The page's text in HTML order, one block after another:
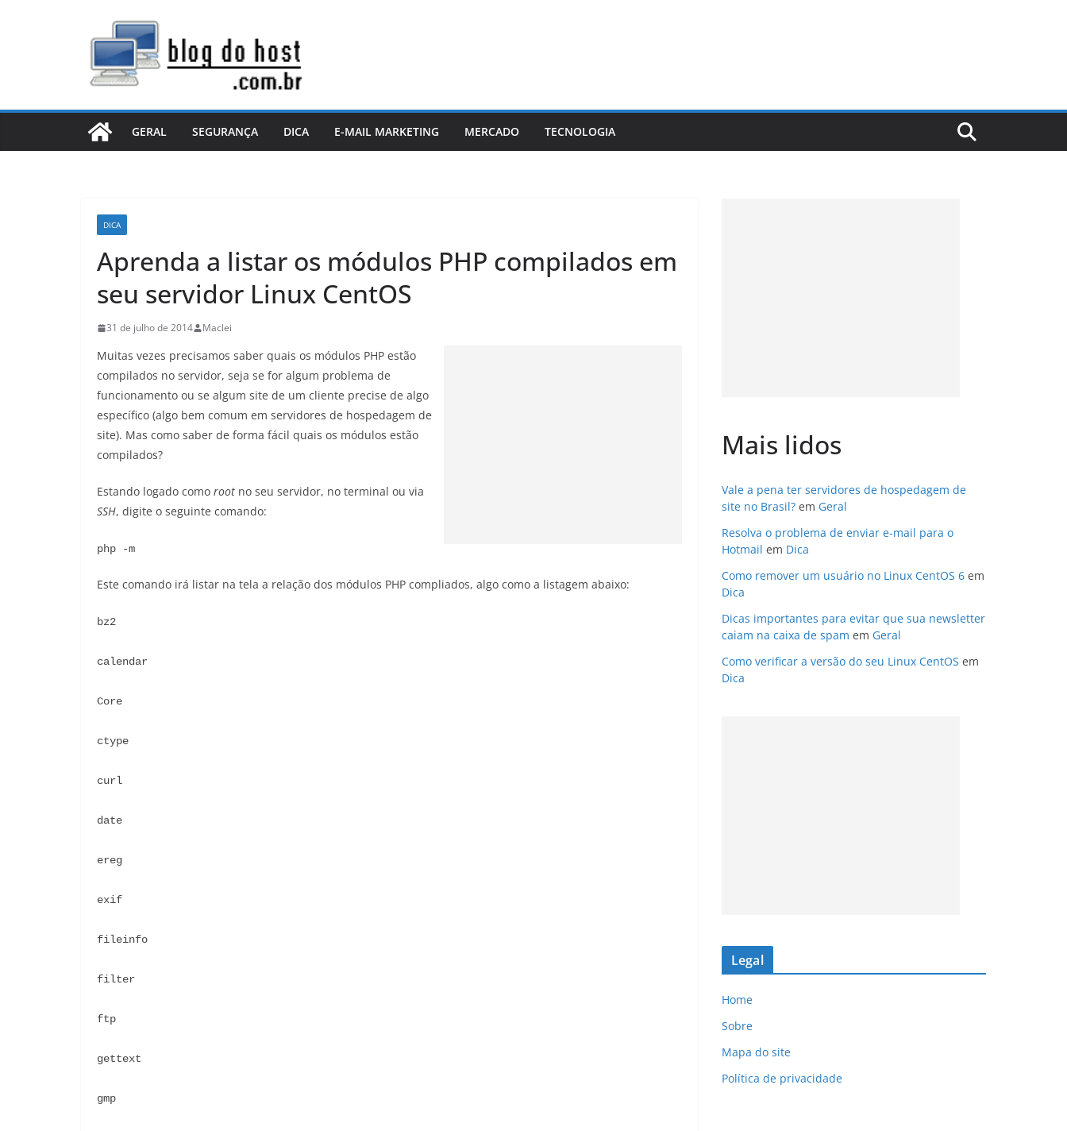
GERAL SEGURANÇA DICA E-MAIL MARKETING MERCADO TECNOLOGIA
DICA
Aprenda a listar os módulos PHP compilados em
seu servidor Linux CentOS
31 de julho de 2014 Maclei
Muitas vezes precisamos saber quais os módulos PHP estão
compilados no servidor, seja se for algum problema de
funcionamento ou se algum site de um cliente precise de algo
específico (algo bem comum em servidores de hospedagem de
site). Mas como saber de forma fácil quais os módulos estão
compilados?
Estando logado como root no seu servidor, no terminal ou via
SSH, digite o seguinte comando:
php -m
Este comando irá listar na tela a relação dos módulos PHP compliados, algo como a listagem abaixo:
bz2
calendar
Core
ctype
curl
date
ereg
exif
fileinfo
filter
ftp
gettext
gmp
Mais lidos
Vale a pena ter servidores de hospedagem de
site no Brasil? em Geral
Resolva o problema de enviar e-mail para o
Hotmail em Dica
Como remover um usuário no Linux CentOS 6 em
Dica
Dicas importantes para evitar que sua newsletter
caiam na caixa de spam em Geral
Como verificar a versão do seu Linux CentOS em
Dica
Legal
Home
Sobre
Mapa do site
Política de privacidade